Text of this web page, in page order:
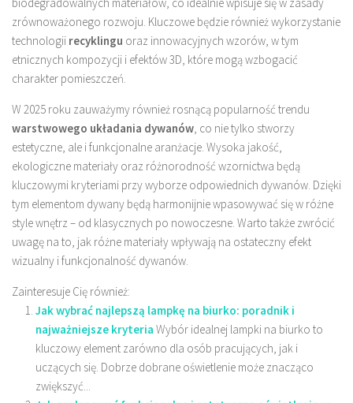
zrównoważonego rozwoju. Kluczowe będzie również wykorzystanie
technologii recyklingu oraz innowacyjnych wzorów, w tym
etnicznych kompozycji i efektów 3D, które mogą wzbogacić
charakter pomieszczeń.
W 2025 roku zauważymy również rosnącą popularność trendu
warstwowego układania dywanów, co nie tylko stworzy
estetyczne, ale i funkcjonalne aranżacje. Wysoka jakość,
ekologiczne materiały oraz różnorodność wzornictwa będą
kluczowymi kryteriami przy wyborze odpowiednich dywanów. Dzięki
tym elementom dywany będą harmonijnie wpasowywać się w różne
style wnętrz – od klasycznych po nowoczesne. Warto także zwrócić
uwagę na to, jak różne materiały wpływają na ostateczny efekt
wizualny i funkcjonalność dywanów.
Zainteresuje Cię również:
Jak wybrać najlepszą lampkę na biurko: poradnik i
najważniejsze kryteria Wybór idealnej lampki na biurko to
kluczowy element zarówno dla osób pracujących, jak i
uczących się. Dobrze dobrane oświetlenie może znacząco
zwiększyć...